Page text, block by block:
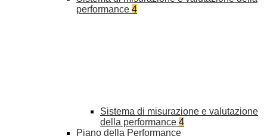
performance 4
Sistema di misurazione e valutazione
della performance 4
Piano della Performance